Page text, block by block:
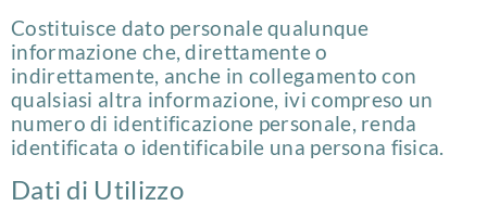
Costituisce dato personale qualunque
informazione che, direttamente o
indirettamente, anche in collegamento con
qualsiasi altra informazione, ivi compreso un
numero di identificazione personale, renda
identificata o identificabile una persona fisica.
Dati di Utilizzo